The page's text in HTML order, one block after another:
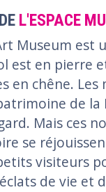
L'ESPACE
Museum est
est en pierre
en chêne. Les
de la
Mais ces
se
visiteurs
de vie et